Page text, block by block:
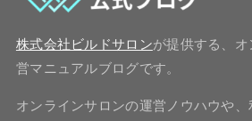
株式会社ビルドサロンが提供する、
営マニュアルブログです。
オンラインサロンの運営ノウハウや